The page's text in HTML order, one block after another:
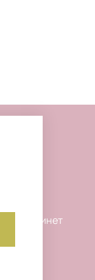
кабинет